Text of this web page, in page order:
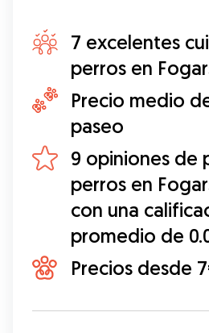
7 excelentes
perros en
Precio medio
paseo
9 opiniones de
perros en
con una
promedio de
Precios desde